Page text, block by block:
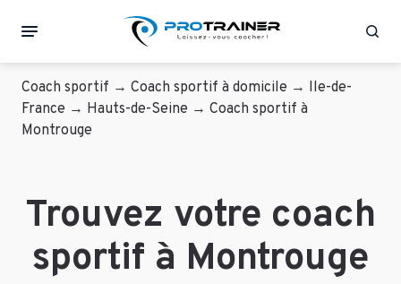
Coach sportif → Coach sportif à domicile → Ile-de-
France → Hauts-de-Seine → Coach sportif à
Montrouge
Trouvez votre coach
sportif à Montrouge